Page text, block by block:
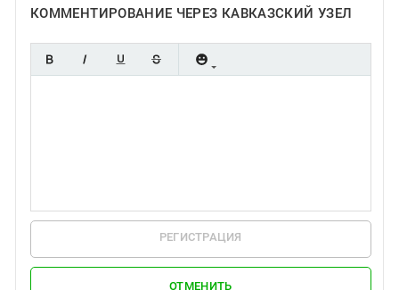
КОММЕНТИРОВАНИЕ ЧЕРЕЗ КАВКАЗСКИЙ УЗЕЛ
РЕГИСТРАЦИЯ
ОТМЕНИТЬ